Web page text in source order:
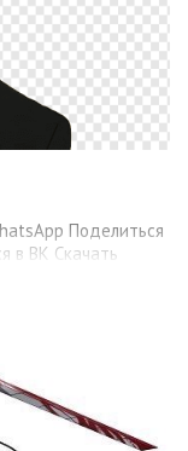
Поделиться
в ВК Скачать